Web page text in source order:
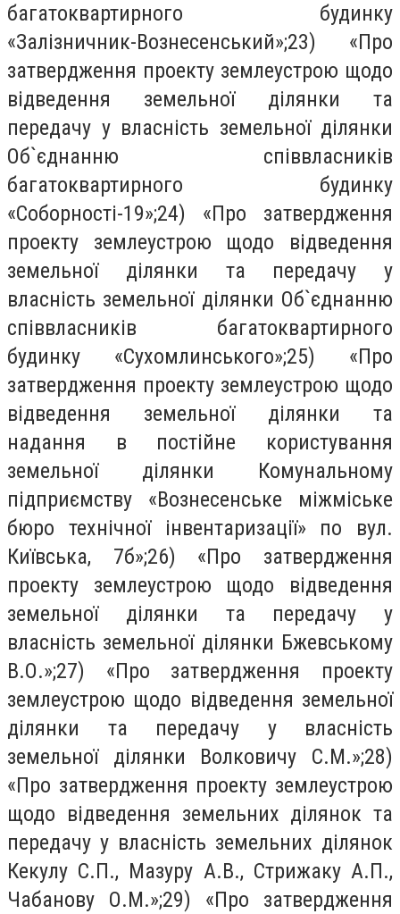
багатоквартирного будинку
«Залізничник-Вознесенський»;23) «Про
затвердження проекту землеустрою щодо
відведення земельної ділянки та
передачу у власність земельної ділянки
Об`єднанню співвласників
багатоквартирного будинку
«Соборності-19»;24) «Про затвердження
проекту землеустрою щодо відведення
земельної ділянки та передачу у
власність земельної ділянки Об`єднанню
співвласників багатоквартирного
будинку «Сухомлинського»;25) «Про
затвердження проекту землеустрою щодо
відведення земельної ділянки та
надання в постійне користування
земельної ділянки Комунальному
підприємству «Вознесенське міжміське
бюро технічної інвентаризації» по вул.
Київська, 7б»;26) «Про затвердження
проекту землеустрою щодо відведення
земельної ділянки та передачу у
власність земельної ділянки Бжевському
В.О.»;27) «Про затвердження проекту
землеустрою щодо відведення земельної
ділянки та передачу у власність
земельної ділянки Волковичу С.М.»;28)
«Про затвердження проекту землеустрою
щодо відведення земельних ділянок та
передачу у власність земельних ділянок
Кекулу С.П., Мазуру А.В., Стрижаку А.П.,
Чабанову О.М.»;29) «Про затвердження